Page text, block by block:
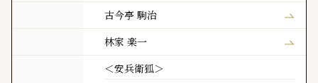
古今亭 駒治
林家 楽一
＜安兵衛狐＞